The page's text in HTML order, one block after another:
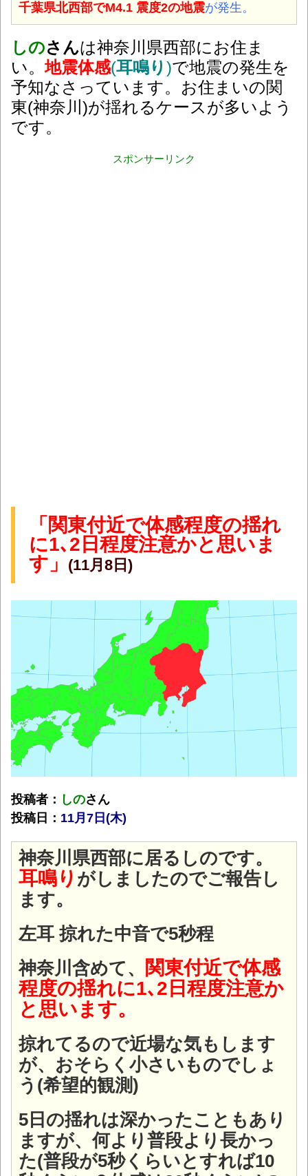
千葉県北西部でM4.1 震度2の地震が発生。
しのさんは神奈川県西部にお住ま
い。地震体感(耳鳴り )で地震の発生を
予知なさっています。お住まいの関
東(神奈川)が揺れるケースが多いよう
です。
スポンサーリンク
「関東付近で体感程度の揺れ
に1､2日程度注意かと思いま
す」
(11月8日)
投稿者： しのさん
投稿日： 11月7日(木)
神奈川県西部に居るしのです。
耳鳴り がしましたのでご報告し
ます。
左耳 掠れた中音で5秒程
神奈川含めて、
関東付近で体感
程度の揺れに1､2日程度注意か
と思います。
掠れてるので近場な気もします
が、おそらく小さいものでしょ
う(希望的観測)
5日の揺れは深かったこともあり
ますが、何より普段より長かっ
た(普段が5秒くらいとすれば10